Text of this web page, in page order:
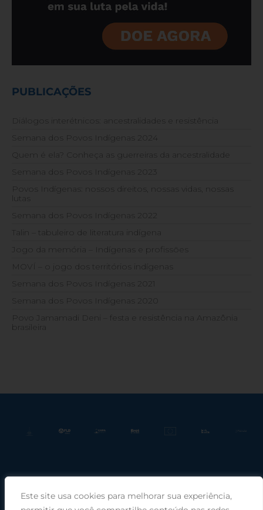
Este site usa cookies para melhorar sua experiência,
PUBLICAÇÕES
Diálogos interétnicos: ancestralidades e resistência
Semana dos Povos Indígenas 2024
Quem é ela? Conheça as guerreiras da ancestralidade
Semana dos Povos Indígenas 2023
Povos Indígenas: nossos direitos, nossas vidas, nossas
lutas
Semana dos Povos Indígenas 2022
Talin – tabuleiro de literatura indígena
Jogo da memória – Indígenas e profissões
MOVÍ – o jogo dos territórios indígenas
Semana dos Povos Indígenas 2021
Semana dos Povos Indígenas 2020
Povo Jamamadi Deni – festa e resistência na Amazônia
brasileira
Praça Rui Barbosa, 220, sala 66, Porto Alegre, RS, 90030-100 |